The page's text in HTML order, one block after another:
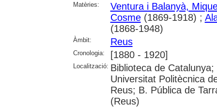
Matèries:
Ventura i Balanyà,
Cosme(1869-1918) ;
(1868-1948)
Àmbit: Reus
Cronologia: [1880 - 1920]
Localització: Biblioteca de
Universitat Politècnica
Reus; B. Pública de
(Reus)